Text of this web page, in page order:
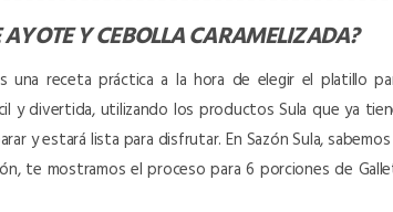
AYOTE Y CEBOLLA CARAMELIZADA?
una receta práctica a la hora de elegir el platillo
y divertida, utilizando los productos Sula que ya
y estará lista para disfrutar. En Sazón Sula,
te mostramos el proceso para 6 porciones de